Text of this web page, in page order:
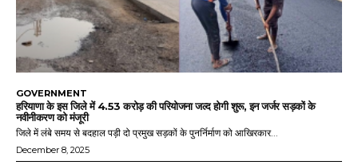
GOVERNMENT
हरियाणा के इस जिले में 4.53 करोड़ की परियोजना जल्द होगी शुरू, इन जर्जर सड़कों के
नवीनीकरण को मंजूरी
जिले में लंबे समय से बदहाल पड़ी दो प्रमुख सड़कों के पुनर्निर्माण को आखिरकार...
December 8, 2025